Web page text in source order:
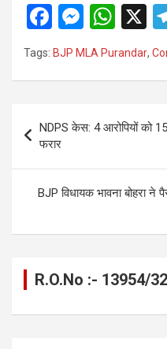
F
a
ce
o
o
k
M
es
se
g
W
at
A
p
X
Tags: BJP MLA Purandar,
navigation
NDPS केस: 4 आरोपियों को
फरार
BJP विधायक भावना बोहरा ने
R.O.No :- 13954/32